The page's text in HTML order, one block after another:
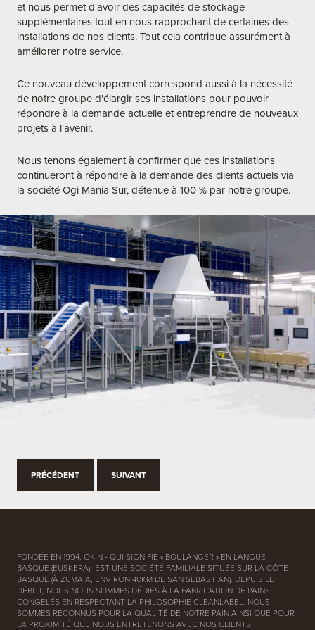
et nous permet d'avoir des capacités de stockage
supplémentaires tout en nous rapprochant de certaines des
installations de nos clients. Tout cela contribue assurément à
améliorer notre service.
Ce nouveau développement correspond aussi à la nécessité
de notre groupe d'élargir ses installations pour pouvoir
répondre à la demande actuelle et entreprendre de nouveaux
projets à l'avenir.
Nous tenons également à confirmer que ces installations
continueront à répondre à la demande des clients actuels via
la société Ogi Mania Sur, détenue à 100 % par notre groupe.
PRÉCÉDENT SUIVANT
FONDÉE EN 1994, OKIN - QUI SIGNIFIE « BOULANGER » EN LANGUE
BASQUE (EUSKERA)- EST UNE SOCIÉTÉ FAMILIALE SITUÉE SUR LA CÔTE
BASQUE (À ZUMAIA, ENVIRON 40KM DE SAN SEBASTIAN). DEPUIS LE
DÉBUT, NOUS NOUS SOMMES DÉDIÉS À LA FABRICATION DE PAINS
CONGELÉS EN RESPECTANT LA PHILOSOPHIE CLEANLABEL. NOUS
SOMMES RECONNUS POUR LA QUALITÉ DE NOTRE PAIN AINSI QUE POUR
LA PROXIMITÉ QUE NOUS ENTRETENONS AVEC NOS CLIENTS.